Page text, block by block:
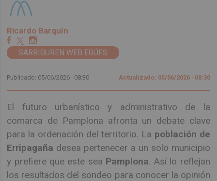
Ricardo Barquín
SARRIGUREN WEB EGÜES
Publicado: 05/06/2026 · 08:30 Actualizado: 05/06/2026 · 08:30
El futuro urbanístico y administrativo de la
comarca de Pamplona afronta un debate clave
para la ordenación del territorio. La población de
Erripagaña desea pertenecer a un solo municipio
y prefiere que este sea Pamplona. Así lo reflejan
los resultados del sondeo para conocer la opinión